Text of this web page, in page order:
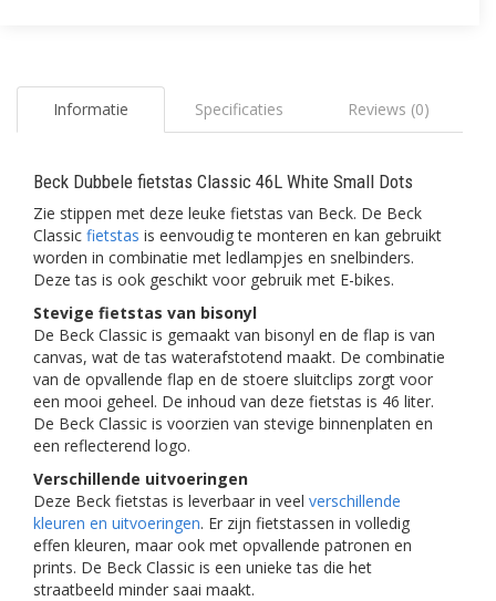
Informatie Specificaties Reviews (0)
Beck Dubbele fietstas Classic 46L White Small Dots
Zie stippen met deze leuke fietstas van Beck. De Beck
Classic fietstas is eenvoudig te monteren en kan gebruikt
worden in combinatie met ledlampjes en snelbinders.
Deze tas is ook geschikt voor gebruik met E-bikes.
Stevige fietstas van bisonyl
De Beck Classic is gemaakt van bisonyl en de flap is van
canvas, wat de tas waterafstotend maakt. De combinatie
van de opvallende flap en de stoere sluitclips zorgt voor
een mooi geheel. De inhoud van deze fietstas is 46 liter.
De Beck Classic is voorzien van stevige binnenplaten en
een reflecterend logo.
Verschillende uitvoeringen
Deze Beck fietstas is leverbaar in veel verschillende
kleuren en uitvoeringen. Er zijn fietstassen in volledig
effen kleuren, maar ook met opvallende patronen en
prints. De Beck Classic is een unieke tas die het
straatbeeld minder saai maakt.